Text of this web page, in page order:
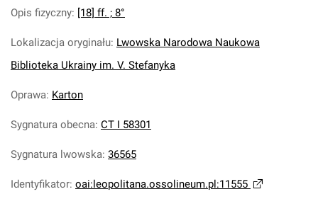
Opis fizyczny: [18] ff. ; 8°
Lokalizacja oryginału: Lwowska Narodowa Naukowa
Biblioteka Ukrainy im. V. Stefanyka
Oprawa: Karton
Sygnatura obecna: CT I 58301
Sygnatura lwowska: 36565
Identyfikator: oai:leopolitana.ossolineum.pl:11555